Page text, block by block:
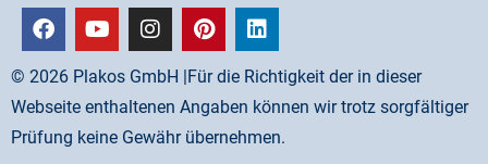
© 2026 Plakos GmbH |Für die Richtigkeit der in dieser
Webseite enthaltenen Angaben können wir trotz sorgfältiger
Prüfung keine Gewähr übernehmen.